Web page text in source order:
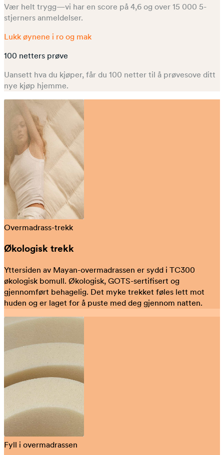
Vær helt trygg—vi har en score på 4,6 og over 15 000 5-
stjerners anmeldelser.
Lukk øynene i ro og mak
100 netters prøve
Uansett hva du kjøper, får du 100 netter til å prøvesove ditt
nye kjøp hjemme.
Overmadrass-trekk
Økologisk trekk
Yttersiden av Mayan-overmadrassen er sydd i TC300
økologisk bomull. Økologisk, GOTS-sertifisert og
gjennomført behagelig. Det myke trekket føles lett mot
huden og er laget for å puste med deg gjennom natten.
Fyll i overmadrassen